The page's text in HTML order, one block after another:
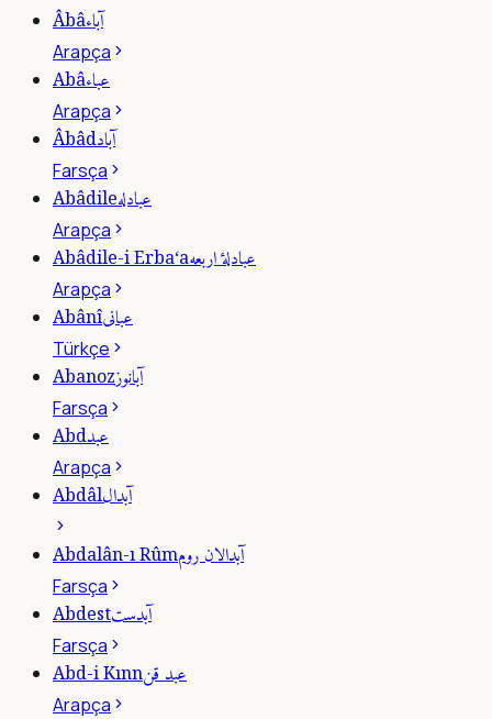
Âbâآباء
Arapça
Abâعباء
Arapça
Âbâdآباد
Farsça
Abâdileعبادله
Arapça
Abâdile-i Erba‘aعبادلۀ اربعه
Arapça
Abânîعبانى
Türkçe
Abanozآبانوز
Farsça
Abdعبد
Arapça
Abdâlآبدال
Abdalân-ı Rûmآبدالان روم
Farsça
Abdestآبدست
Farsça
Abd-i Kınnعبد قن
Arapça